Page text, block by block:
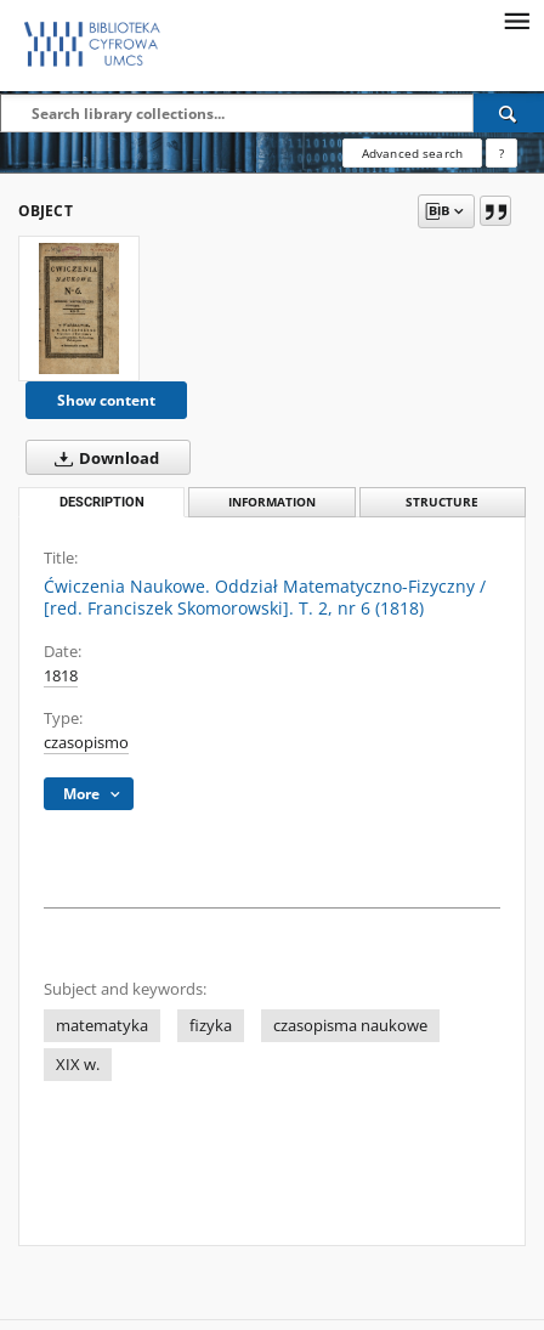
Advanced search ?
OBJECT
Show content
Download
DESCRIPTION INFORMATION STRUCTURE
Title:
Ćwiczenia Naukowe. Oddział Matematyczno-Fizyczny /
[red. Franciszek Skomorowski]. T. 2, nr 6 (1818)
Date:
1818
Type:
czasopismo
More
Subject and keywords:
matematyka
fizyka
czasopisma naukowe
XIX w.